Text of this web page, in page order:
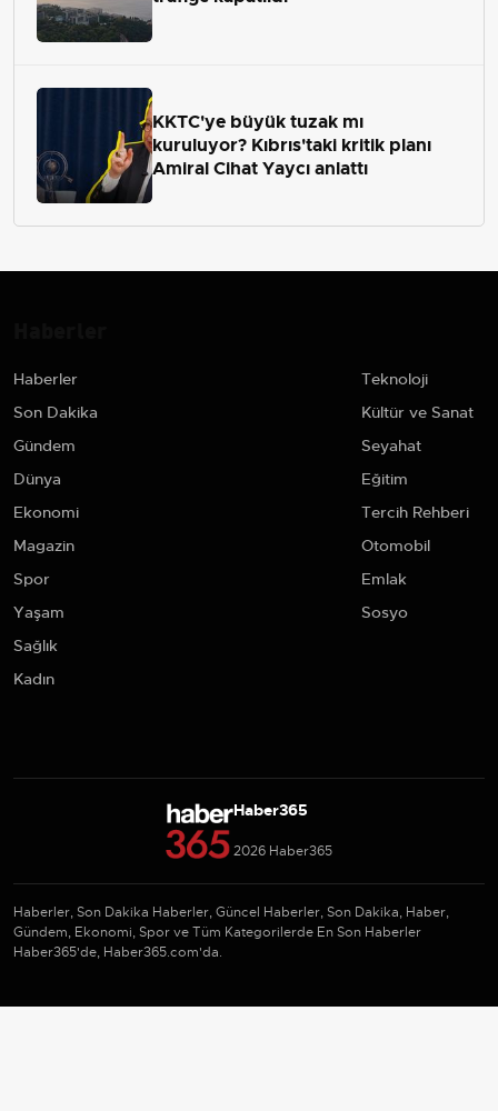
KKTC'ye büyük tuzak mı
kuruluyor? Kıbrıs'taki kritik planı
Amiral Cihat Yaycı anlattı
Haberler
Son Dakika
Gündem
Dünya
Ekonomi
Magazin
Spor
Yaşam
Sağlık
Kadın
Teknoloji
Kültür ve Sanat
Seyahat
Eğitim
Tercih Rehberi
Otomobil
Emlak
Sosyo
Haber365
2026 Haber365
Haberler, Son Dakika Haberler, Güncel Haberler, Son Dakika, Haber,
Gündem, Ekonomi, Spor ve Tüm Kategorilerde En Son Haberler
Haber365'de, Haber365.com'da.